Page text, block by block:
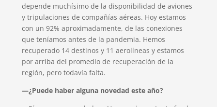
depende muchísimo de la disponibilidad de aviones
y tripulaciones de compañías aéreas. Hoy estamos
con un 92% aproximadamente, de las conexiones
que teníamos antes de la pandemia. Hemos
recuperado 14 destinos y 11 aerolíneas y estamos
por arriba del promedio de recuperación de la
región, pero todavía falta.
—¿Puede haber alguna novedad este año?